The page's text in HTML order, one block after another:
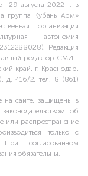
августа 2022 г. в
группа Кубань Арм»
организация
автономия
Редакция
редактор СМИ -
край, г. Краснодар,
д. 416/2, тел. 8 (861)
на сайте, защищены в
об
или распространение
только с
При согласованном
обязательны.